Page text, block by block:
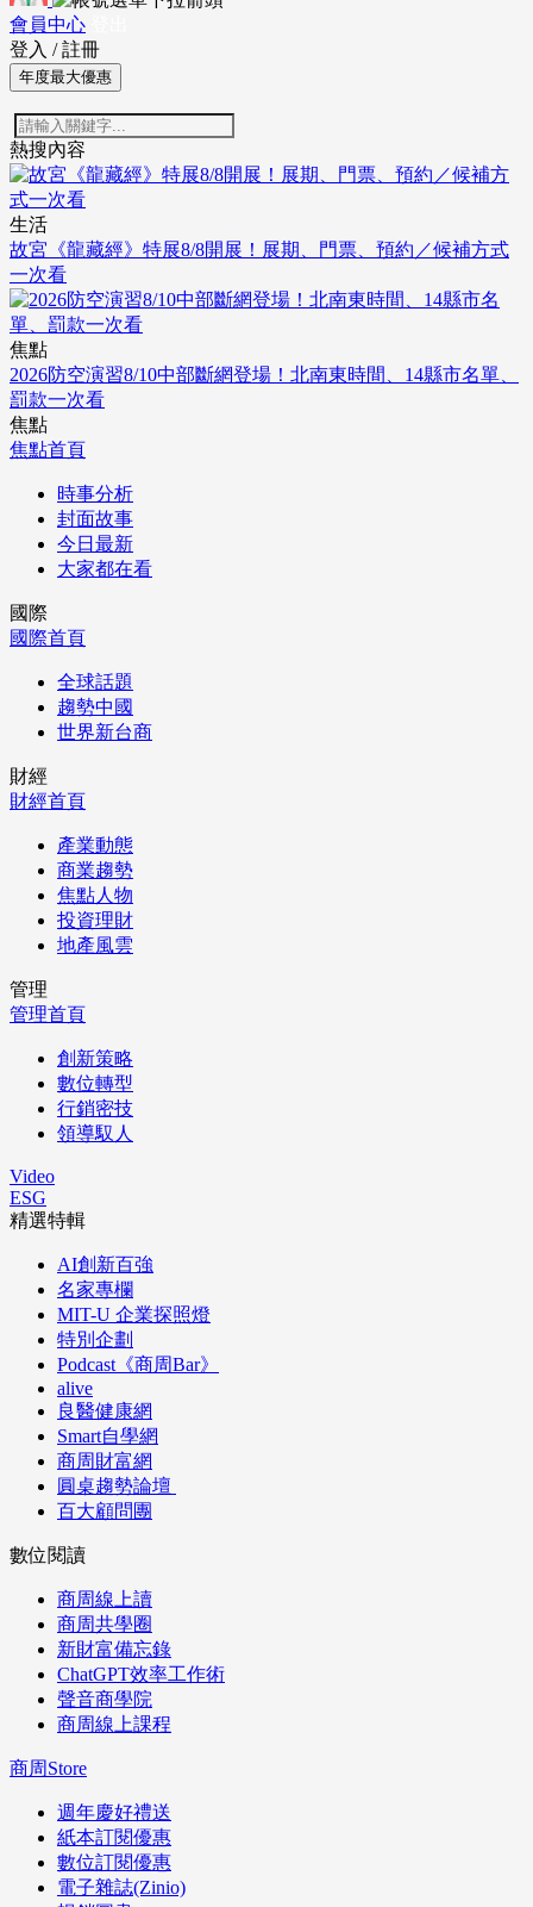
會員中心
登入 / 註冊
年度最大優惠
熱搜內容
生活
故宮《龍藏經》特展8/8開展！展期、門票、預約／候補方式
一次看
焦點
2026防空演習8/10中部斷網登場！北南東時間、14縣市名單、
罰款一次看
焦點
焦點首頁
時事分析
封面故事
今日最新
大家都在看
國際
國際首頁
全球話題
趨勢中國
世界新台商
財經
財經首頁
產業動態
商業趨勢
焦點人物
投資理財
地產風雲
管理
管理首頁
創新策略
數位轉型
行銷密技
領導馭人
Video
ESG
精選特輯
AI創新百強
名家專欄
MIT-U 企業探照燈
特別企劃
Podcast《商周Bar》
alive
良醫健康網
Smart自學網
商周財富網
圓桌趨勢論壇
百大顧問團
數位閱讀
商周線上讀
商周共學圈
新財富備忘錄
ChatGPT效率工作術
聲音商學院
商周線上課程
商周Store
週年慶好禮送
紙本訂閱優惠
數位訂閱優惠
電子雜誌(Zinio)